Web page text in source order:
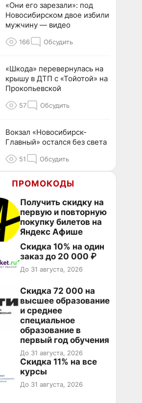
«Они его зарезали»: под
Новосибирском двое избили
мужчину — видео
166 Обсудить
«Шкода» перевернулась на
крышу в ДТП с «Тойотой» на
Прокопьевской
57 Обсудить
Вокзал «Новосибирск-
Главный» остался без света
51 Обсудить
ПРОМОКОДЫ
Получить скидку на
первую и повторную
покупку билетов на
Яндекс Афише
Скидка 10% на один
заказ до 20 000 ₽
До 31 августа, 2026
Скидка 72 000 на
высшее образование
и среднее
специальное
образование в
первый год обучения
До 31 августа, 2026
Скидка 11% на все
курсы
До 31 августа, 2026